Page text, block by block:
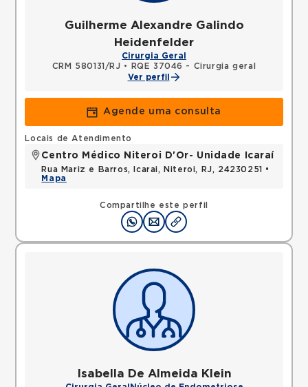
Guilherme Alexandre Galindo
Heidenfelder
Cirurgia Geral
CRM 580131/RJ •
RQE 37046 - Cirurgia geral
Ver perfil
Agende uma consulta
Compartilhe este perfil
Locais de Atendimento
Centro Médico Niteroi D'Or- Unidade Icaraí
Rua Mariz e Barros, Icarai, Niteroi, RJ, 24230251 •
Mapa
Isabella De Almeida Klein